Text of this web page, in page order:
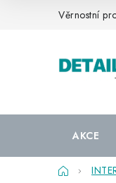
Věrnostní
AKCE
Domů